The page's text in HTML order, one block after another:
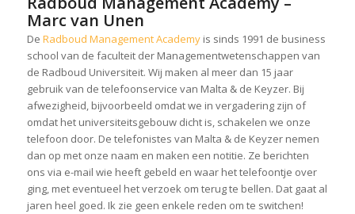
Marc van Unen
De Radboud Management Academyis sinds 1991 de business
school van de faculteit der Managementwetenschappen van
de Radboud Universiteit. Wij maken al meer dan 15 jaar
gebruik van de telefoonservice van Malta & de Keyzer. Bij
afwezigheid, bijvoorbeeld omdat we in vergadering zijn of
omdat het universiteitsgebouw dicht is, schakelen we onze
telefoon door. De telefonistes van Malta & de Keyzer nemen
dan op met onze naam en maken een notitie. Ze berichten
ons via e-mail wie heeft gebeld en waar het telefoontje over
ging, met eventueel het verzoek om terug te bellen. Dat gaat al
jaren heel goed. Ik zie geen enkele reden om te switchen!